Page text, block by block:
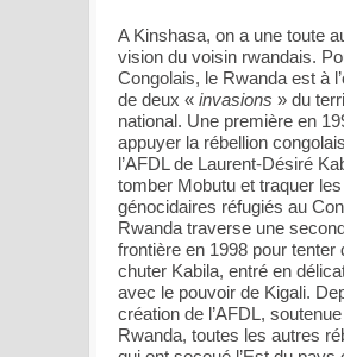
A Kinshasa, on a une toute
vision du voisin rwandais.
Congolais, le Rwanda est à
de deux « invasions » du
national. Une première en
appuyer la rébellion
l’AFDL de Laurent-Désiré
tomber Mobutu et traquer les
génocidaires réfugiés au
Rwanda traverse une
frontière en 1998 pour tenter
chuter Kabila, entré en
avec le pouvoir de Kigali.
création de l’AFDL,
Rwanda, toutes les autres